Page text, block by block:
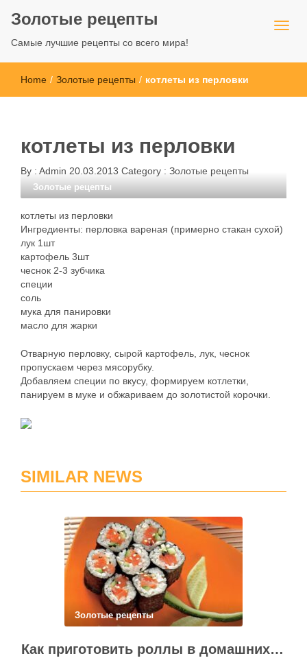
Золотые рецепты
Самые лучшие рецепты со всего мира!
Home / Золотые рецепты / котлеты из перловки
котлеты из перловки
By : Admin 20.03.2013 Category : Золотые рецепты
Золотые рецепты
котлеты из перловки
Ингредиенты: перловка вареная (примерно стакан сухой)
лук 1шт
картофель 3шт
чеснок 2-3 зубчика
специи
соль
мука для панировки
масло для жарки
Отварную перловку, сырой картофель, лук, чеснок
пропускаем через мясорубку.
Добавляем специи по вкусу, формируем котлетки,
панируем в муке и обжариваем до золотистой корочки.
SIMILAR NEWS
Золотые рецепты
Как приготовить роллы в домашних условиях?